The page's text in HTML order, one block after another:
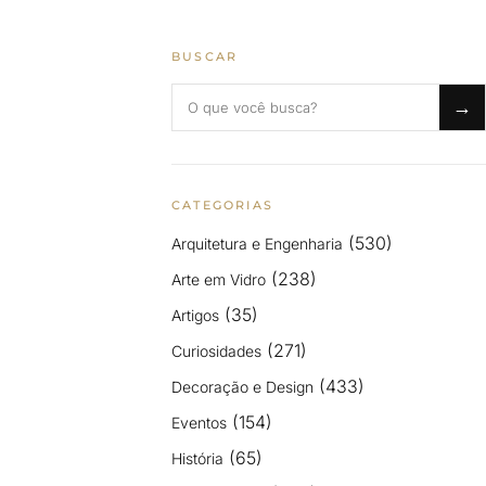
BUSCAR
→
CATEGORIAS
Arquitetura e Engenharia (530)
Arte em Vidro (238)
Artigos (35)
Curiosidades (271)
Decoração e Design (433)
Eventos (154)
História (65)